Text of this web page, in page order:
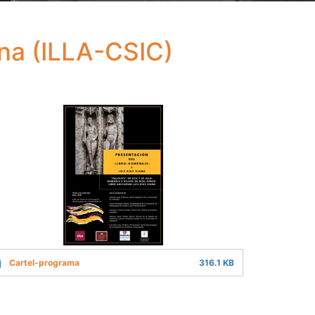
(ILLA-CSIC)
Cartel-programa 316.1 KB